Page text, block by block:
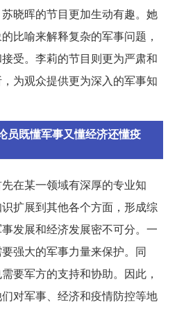
晓晖的节目更加生动有趣。她
比喻来解释复杂的军事问题，
受。李莉的节目则更为严肃和
为观众提供更为深入的军事知
员既懂军事又懂经济还懂疫
在某一领域有深厚的专业知
扩展到其他各个方面，形成综
发展和经济发展密不可分。一
强大的军事力量来保护。同
要军方的支持和协助。因此，
对军事、经济和疫情防控等地